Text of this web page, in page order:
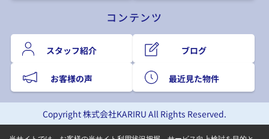
コンテンツ
スタッフ紹介 ブログ
お客様の声 最近見た物件
Copyright 株式会社KARIRU All Rights Reserved.